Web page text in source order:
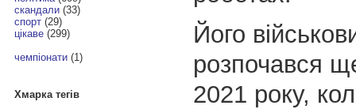
скандали(33)
спорт(29)
цікаве(299)
чемпіонати(1)
Хмарка тегів
Його
розпочався
2021 року,